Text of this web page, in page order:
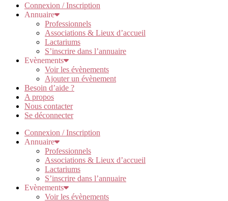
Connexion / Inscription
Annuaire
Professionnels
Associations & Lieux d’accueil
Lactariums
S’inscrire dans l’annuaire
Evènements
Voir les évènements
Ajouter un évènement
Besoin d’aide ?
A propos
Nous contacter
Se déconnecter
Connexion / Inscription
Annuaire
Professionnels
Associations & Lieux d’accueil
Lactariums
S’inscrire dans l’annuaire
Evènements
Voir les évènements